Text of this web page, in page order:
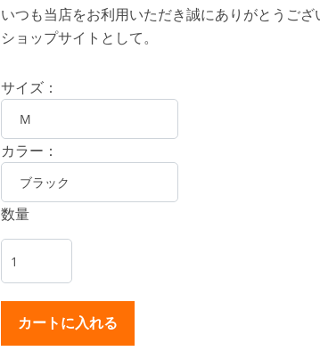
いつも当店をお利用いただき誠にありがとうご
ショップサイトとして。
サイズ：
カラー：
数量